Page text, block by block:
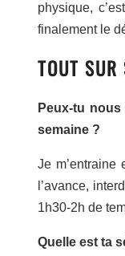
physique,
finalement le
TOUT SUR
Peux-tu
semaine ?
Je m’entraine
l’avance,
1h30-2h de
Quelle est ta